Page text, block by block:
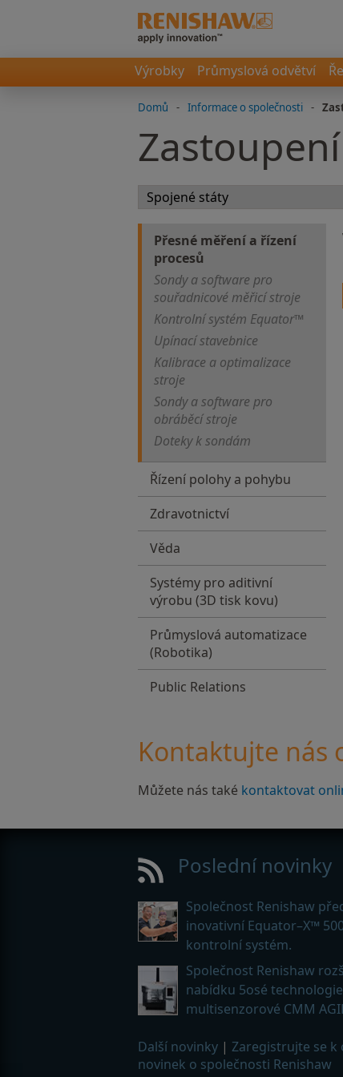
Výrobky Průmyslová odvětví
Domů - Informace o společnosti -
Přesné měření a řízení
procesů
Sondy a software pro
souřadnicové měřicí stroje
Kontrolní systém Equator™
Upínací stavebnice
Kalibrace a optimalizace
stroje
Sondy a software pro
obráběcí stroje
Doteky k sondám
Řízení polohy a pohybu
Zdravotnictví
Věda
Systémy pro aditivní
výrobu (3D tisk kovu)
Průmyslová automatizace
(Robotika)
Public Relations
Kontaktujte nás
Můžete nás také kontaktovat
Poslední novinky
Společnost Renishaw
inovativní Equator–X™
kontrolní systém.
Společnost Renishaw
nabídku 5osé
multisenzorové CMM
Další novinky | Zaregistrujte se k
novinek o společnosti Renishaw